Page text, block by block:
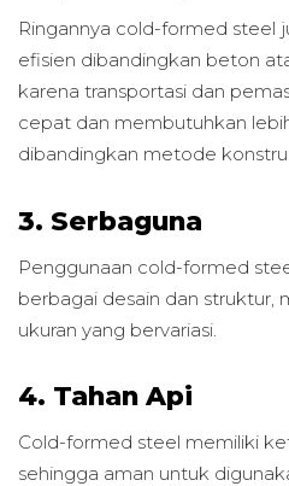
Ringannya cold-formed steel
efisien dibandingkan beton
karena transportasi dan
cepat dan membutuhkan
dibandingkan metode
3. Serbaguna
Penggunaan cold-formed
berbagai desain dan struktur,
ukuran yang bervariasi.
4. Tahan Api
Cold-formed steel memiliki
sehingga aman untuk